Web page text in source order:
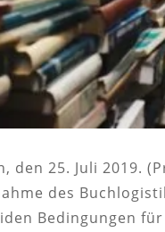
den 25. Juli 2019.
des
Bedingungen